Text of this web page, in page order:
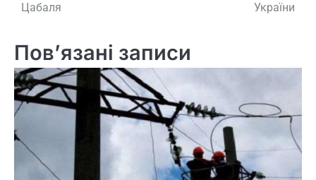
Цабаля
України
Пов’язані записи